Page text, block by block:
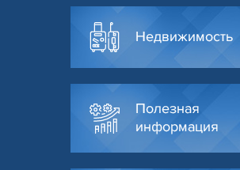
Недвижимость
Полезная
информация